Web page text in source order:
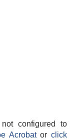
configured to
Acrobatorclick